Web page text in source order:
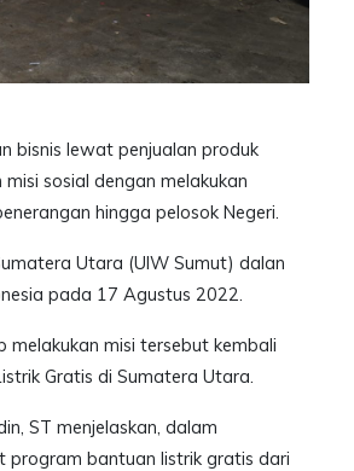
bisnis lewat penjualan produk
sosial dengan melakukan
hingga pelosok Negeri.
Utara (UIW Sumut) dalan
pada 17 Agustus 2022.
melakukan misi tersebut kembali
Gratis di Sumatera Utara.
ST menjelaskan, dalam
program bantuan listrik gratis dari